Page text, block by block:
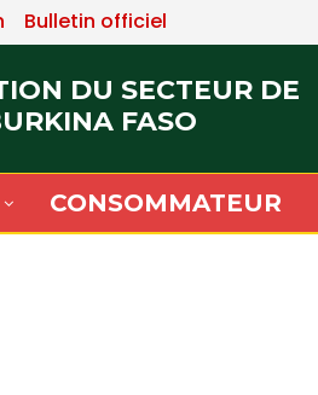
Bulletin officiel
DU SECTEUR DE
FASO
CONSOMMATEUR